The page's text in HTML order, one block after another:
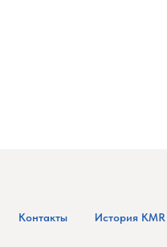
Контакты История KMR